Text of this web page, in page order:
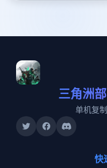
三角洲
单机复
快